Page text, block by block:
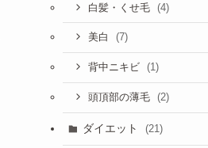
白髪・くせ毛 (4)
美白 (7)
背中ニキビ (1)
頭頂部の薄毛 (2)
ダイエット (21)